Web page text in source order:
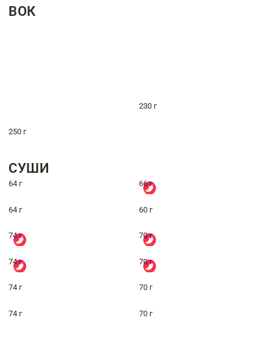
ВОК
230 г
250 г
СУШИ
64 г 66 г
64 г 60 г
74 г 70 г
74 г 70 г
74 г 70 г
74 г 70 г